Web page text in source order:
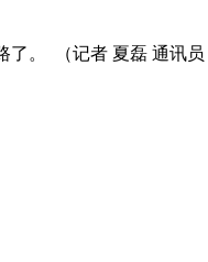
了。 （记者 夏磊 通讯员